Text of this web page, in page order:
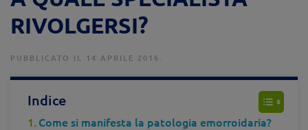
RIVOLGERSI?
PUBBLICATO IL 14 APRILE 2016.
Indice
Come si manifesta la patologia emorroidaria?